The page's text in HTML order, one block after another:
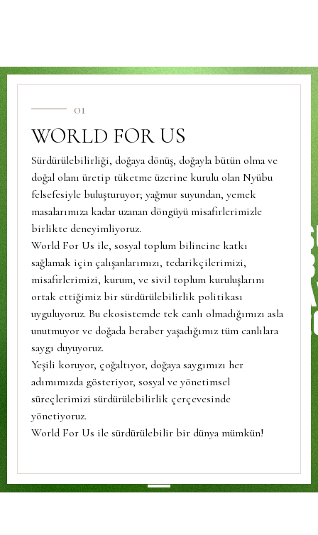
01
WORLD FOR US
Sürdürülebilirliği, doğaya dönüş, doğayla bütün olma ve
doğal olanı üretip tüketme üzerine kurulu olan Nyübu
felsefesiyle buluşturuyor; yağmur suyundan, yemek
masalarımıza kadar uzanan döngüyü misafirlerimizle
birlikte deneyimliyoruz.
World For Us ile, sosyal toplum bilincine katkı
sağlamak için çalışanlarımızı, tedarikçilerimizi,
misafirlerimizi, kurum, ve sivil toplum kuruluşlarını
ortak ettiğimiz bir sürdürülebilirlik politikası
uyguluyoruz. Bu ekosistemde tek canlı olmadığımızı asla
unutmuyor ve doğada beraber yaşadığımız tüm canlılara
saygı duyuyoruz.
Yeşili koruyor, çoğaltıyor, doğaya saygımızı her
adımımızda gösteriyor, sosyal ve yönetimsel
süreçlerimizi sürdürülebilirlik çerçevesinde
yönetiyoruz.
World For Us ile sürdürülebilir bir dünya mümkün!